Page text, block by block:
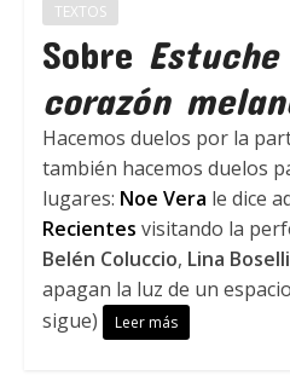
TEXTOS
Sobre
corazón
Hacemos duelos por la
también hacemos duelos
lugares: Noe Vera le dice
Recientes visitando la
Belén Coluccio, Lina Boselli
apagan la luz de un
sigue)
Leer más